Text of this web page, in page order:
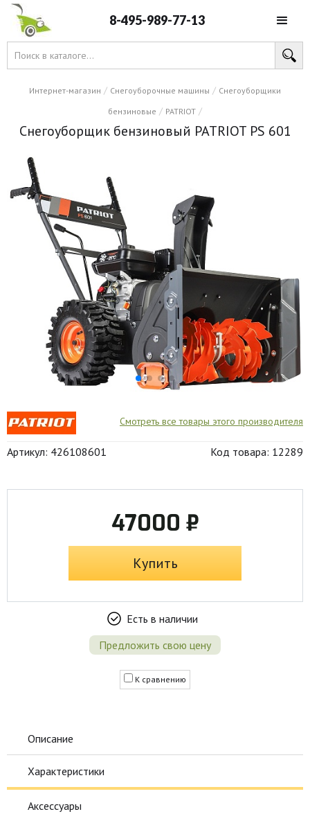
8-495-989-77-13
Интернет-магазин / Снегоуборочные машины / Снегоуборщики
бензиновые / PATRIOT /
Снегоуборщик бензиновый PATRIOT PS 601
Смотреть все товары этого производителя
Артикул: 426108601 Код товара: 12289
47000 ₽
Купить
Есть в наличии
Предложить свою цену
К сравнению
Описание
Характеристики
Аксессуары